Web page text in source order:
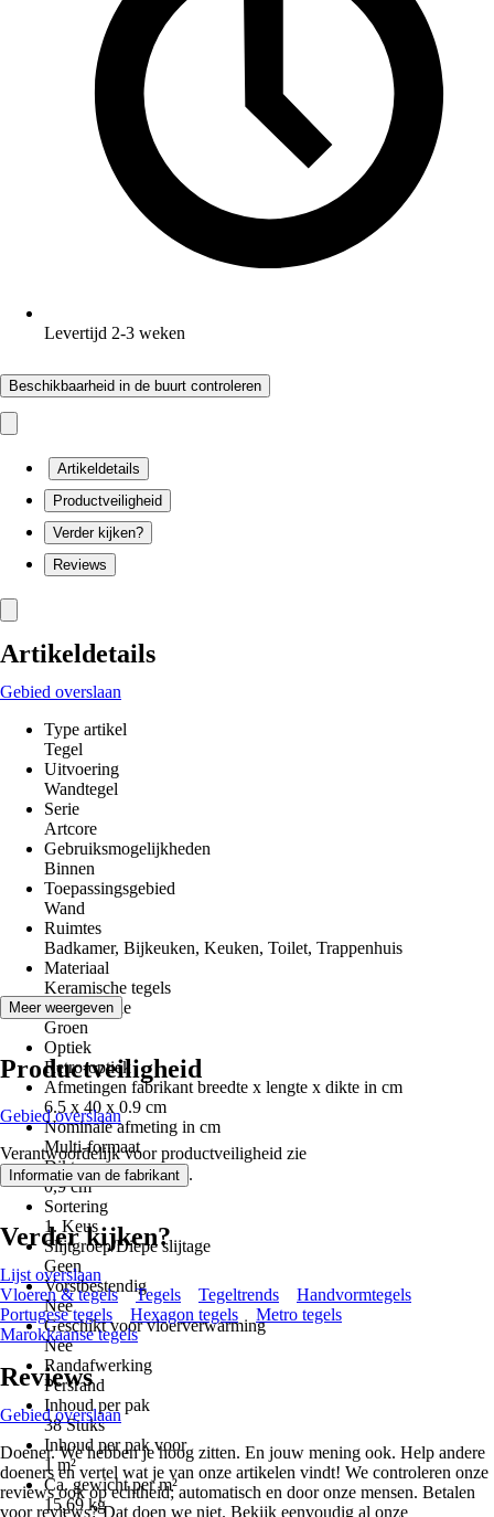
Levertijd 2-3 weken
Beschikbaarheid in de buurt controleren
Artikeldetails
Productveiligheid
Verder kijken?
Reviews
Artikeldetails
Gebied overslaan
Type artikel
Tegel
Uitvoering
Wandtegel
Serie
Artcore
Gebruiksmogelijkheden
Binnen
Toepassingsgebied
Wand
Ruimtes
Badkamer, Bijkeuken, Keuken, Toilet, Trappenhuis
Materiaal
Keramische tegels
Kleurfamilie
Groen
Optiek
Retro-optiek
Afmetingen fabrikant breedte x lengte x dikte in cm
6.5 x 40 x 0.9 cm
Nominale afmeting in cm
Multi-formaat
Dikte
0,9 cm
Sortering
1. Keus
Slijtgroep/Diepe slijtage
Geen
Vorstbestendig
Nee
Geschikt voor vloerverwarming
Nee
Randafwerking
Persrand
Inhoud per pak
38 Stuks
Inhoud per pak voor
1 m²
Ca. gewicht per m²
15,69 kg
Meer weergeven
Productveiligheid
Gebied overslaan
Verantwoordelijk voor productveiligheid zie
Informatie van de fabrikant .
Verder kijken?
Lijst overslaan
Vloeren & tegels
Tegels Tegeltrends
Handvormtegels
Portugese tegels
Hexagon tegels
Metro tegels
Marokkaanse tegels
Reviews
Gebied overslaan
Doener. We hebben je hoog zitten. En jouw mening ook. Help andere
doeners en vertel wat je van onze artikelen vindt! We controleren onze
reviews ook op echtheid; automatisch en door onze mensen. Betalen
voor reviews? Dat doen we niet. Bekijk eenvoudig al onze